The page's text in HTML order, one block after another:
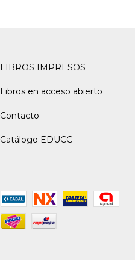
LIBROS IMPRESOS
Libros en acceso abierto
Contacto
Catálogo EDUCC